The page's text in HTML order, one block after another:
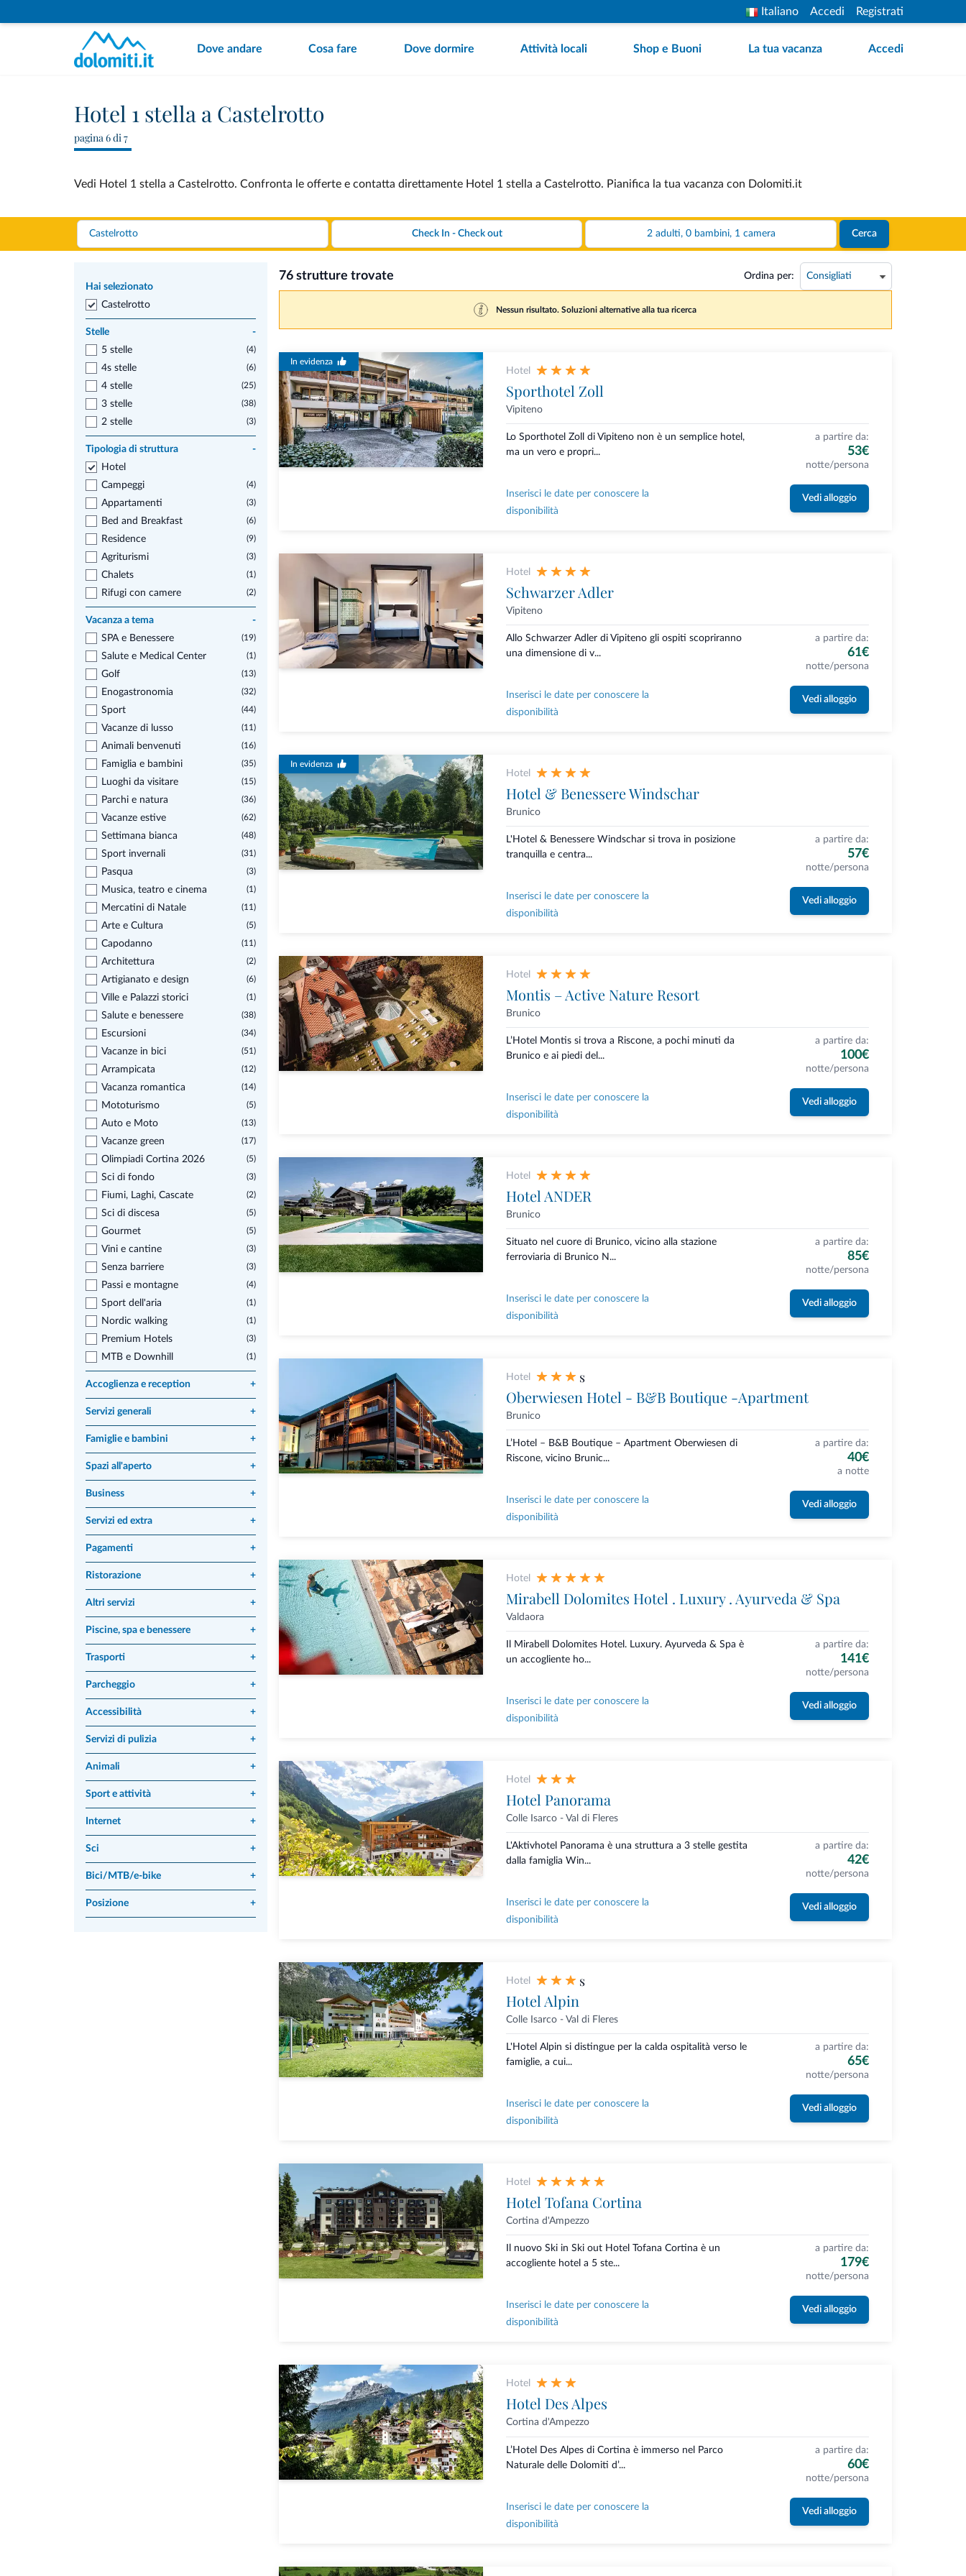
Italiano Accedi Registrati
Dove andare Cosa fare Dove dormire Attività locali Shop e Buoni La tua vacanza Accedi
Hotel 1 stella a Castelrotto
pagina 6 di 7
Vedi Hotel 1 stella a Castelrotto. Confronta le offerte e contatta direttamente Hotel 1 stella a Castelrotto. Pianifica la tua vacanza con Dolomiti.it
2 adulti, 0 bambini, 1 camera Cerca
Hai selezionato
Castelrotto
Stelle
-
5 stelle
(4)
4s stelle (6)
4 stelle (25)
3 stelle (38)
2 stelle (3)
Tipologia di struttura
-
Hotel
Campeggi
(4)
Appartamenti (3)
Bed and Breakfast (6)
Residence (9)
Agriturismi (3)
Chalets (1)
Rifugi con camere (2)
Vacanza a tema
-
SPA e Benessere
(19)
Salute e Medical Center (1)
Golf (13)
Enogastronomia (32)
Sport (44)
Vacanze di lusso (11)
Animali benvenuti (16)
Famiglia e bambini (35)
Luoghi da visitare (15)
Parchi e natura (36)
Vacanze estive (62)
Settimana bianca (48)
Sport invernali (31)
Pasqua (3)
Musica, teatro e cinema (1)
Mercatini di Natale (11)
Arte e Cultura (5)
Capodanno (11)
Architettura (2)
Artigianato e design (6)
Ville e Palazzi storici (1)
Salute e benessere (38)
Escursioni (34)
Vacanze in bici (51)
Arrampicata (12)
Vacanza romantica (14)
Mototurismo (5)
Auto e Moto (13)
Vacanze green (17)
Olimpiadi Cortina 2026 (5)
Sci di fondo (3)
Fiumi, Laghi, Cascate (2)
Sci di discesa (5)
Gourmet (5)
Vini e cantine (3)
Senza barriere (3)
Passi e montagne (4)
Sport dell'aria (1)
Nordic walking (1)
Premium Hotels (3)
MTB e Downhill (1)
Accoglienza e reception +
Servizi generali +
Famiglie e bambini +
Spazi all'aperto +
Business +
Servizi ed extra +
Pagamenti +
Ristorazione +
Altri servizi +
Piscine, spa e benessere +
Trasporti +
Parcheggio +
Accessibilità +
Servizi di pulizia +
Animali +
Sport e attività +
Internet +
Sci +
Bici/MTB/e-bike +
Posizione +
76 strutture trovate Ordina per:
Nessun risultato. Soluzioni alternative alla tua ricerca
In evidenza
Hotel
Sporthotel Zoll
Vipiteno
Lo Sporthotel Zoll di Vipiteno non è un semplice hotel,
ma un vero e propri...
a partire da:
53€
notte/persona
Inserisci le date per conoscere la
disponibilità
Vedi alloggio
Hotel
Schwarzer Adler
Vipiteno
Allo Schwarzer Adler di Vipiteno gli ospiti scopriranno
una dimensione di v...
a partire da:
61€
notte/persona
Inserisci le date per conoscere la
disponibilità
Vedi alloggio
In evidenza
Hotel
Hotel & Benessere Windschar
Brunico
L'Hotel & Benessere Windschar si trova in posizione
tranquilla e centra...
a partire da:
57€
notte/persona
Inserisci le date per conoscere la
disponibilità
Vedi alloggio
Hotel
Montis – Active Nature Resort
Brunico
L’Hotel Montis si trova a Riscone, a pochi minuti da
Brunico e ai piedi del...
a partire da:
100€
notte/persona
Inserisci le date per conoscere la
disponibilità
Vedi alloggio
Hotel
Hotel ANDER
Brunico
Situato nel cuore di Brunico, vicino alla stazione
ferroviaria di Brunico N...
a partire da:
85€
notte/persona
Inserisci le date per conoscere la
disponibilità
Vedi alloggio
Hotel s
Oberwiesen Hotel - B&B Boutique -Apartment
Brunico
L’Hotel – B&B Boutique – Apartment Oberwiesen di
Riscone, vicino Brunic...
a partire da:
40€
a notte
Inserisci le date per conoscere la
disponibilità
Vedi alloggio
Hotel
Mirabell Dolomites Hotel . Luxury . Ayurveda & Spa
Valdaora
Il Mirabell Dolomites Hotel. Luxury. Ayurveda & Spa è
un accogliente ho...
a partire da:
141€
notte/persona
Inserisci le date per conoscere la
disponibilità
Vedi alloggio
Hotel
Hotel Panorama
Colle Isarco - Val di Fleres
L'Aktivhotel Panorama è una struttura a 3 stelle gestita
dalla famiglia Win...
a partire da:
42€
notte/persona
Inserisci le date per conoscere la
disponibilità
Vedi alloggio
Hotel s
Hotel Alpin
Colle Isarco - Val di Fleres
L'Hotel Alpin si distingue per la calda ospitalità verso le
famiglie, a cui...
a partire da:
65€
notte/persona
Inserisci le date per conoscere la
disponibilità
Vedi alloggio
Hotel
Hotel Tofana Cortina
Cortina d'Ampezzo
Il nuovo Ski in Ski out Hotel Tofana Cortina è un
accogliente hotel a 5 ste...
a partire da:
179€
notte/persona
Inserisci le date per conoscere la
disponibilità
Vedi alloggio
Hotel
Hotel Des Alpes
Cortina d'Ampezzo
L’Hotel Des Alpes di Cortina è immerso nel Parco
Naturale delle Dolomiti d’...
a partire da:
60€
notte/persona
Inserisci le date per conoscere la
disponibilità
Vedi alloggio